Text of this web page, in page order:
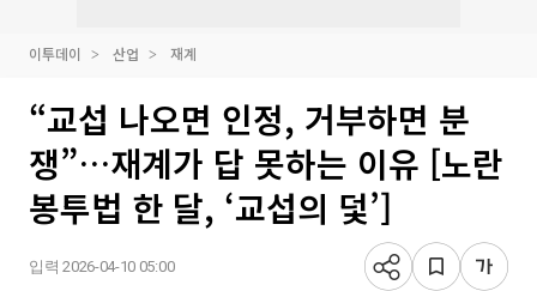
이투데이 산업 재계
“교섭 나오면 인정, 거부하면 분
쟁”…재계가 답 못하는 이유 [노란
봉투법 한 달, ‘교섭의 덫’]
입력 2026-04-10 05:00